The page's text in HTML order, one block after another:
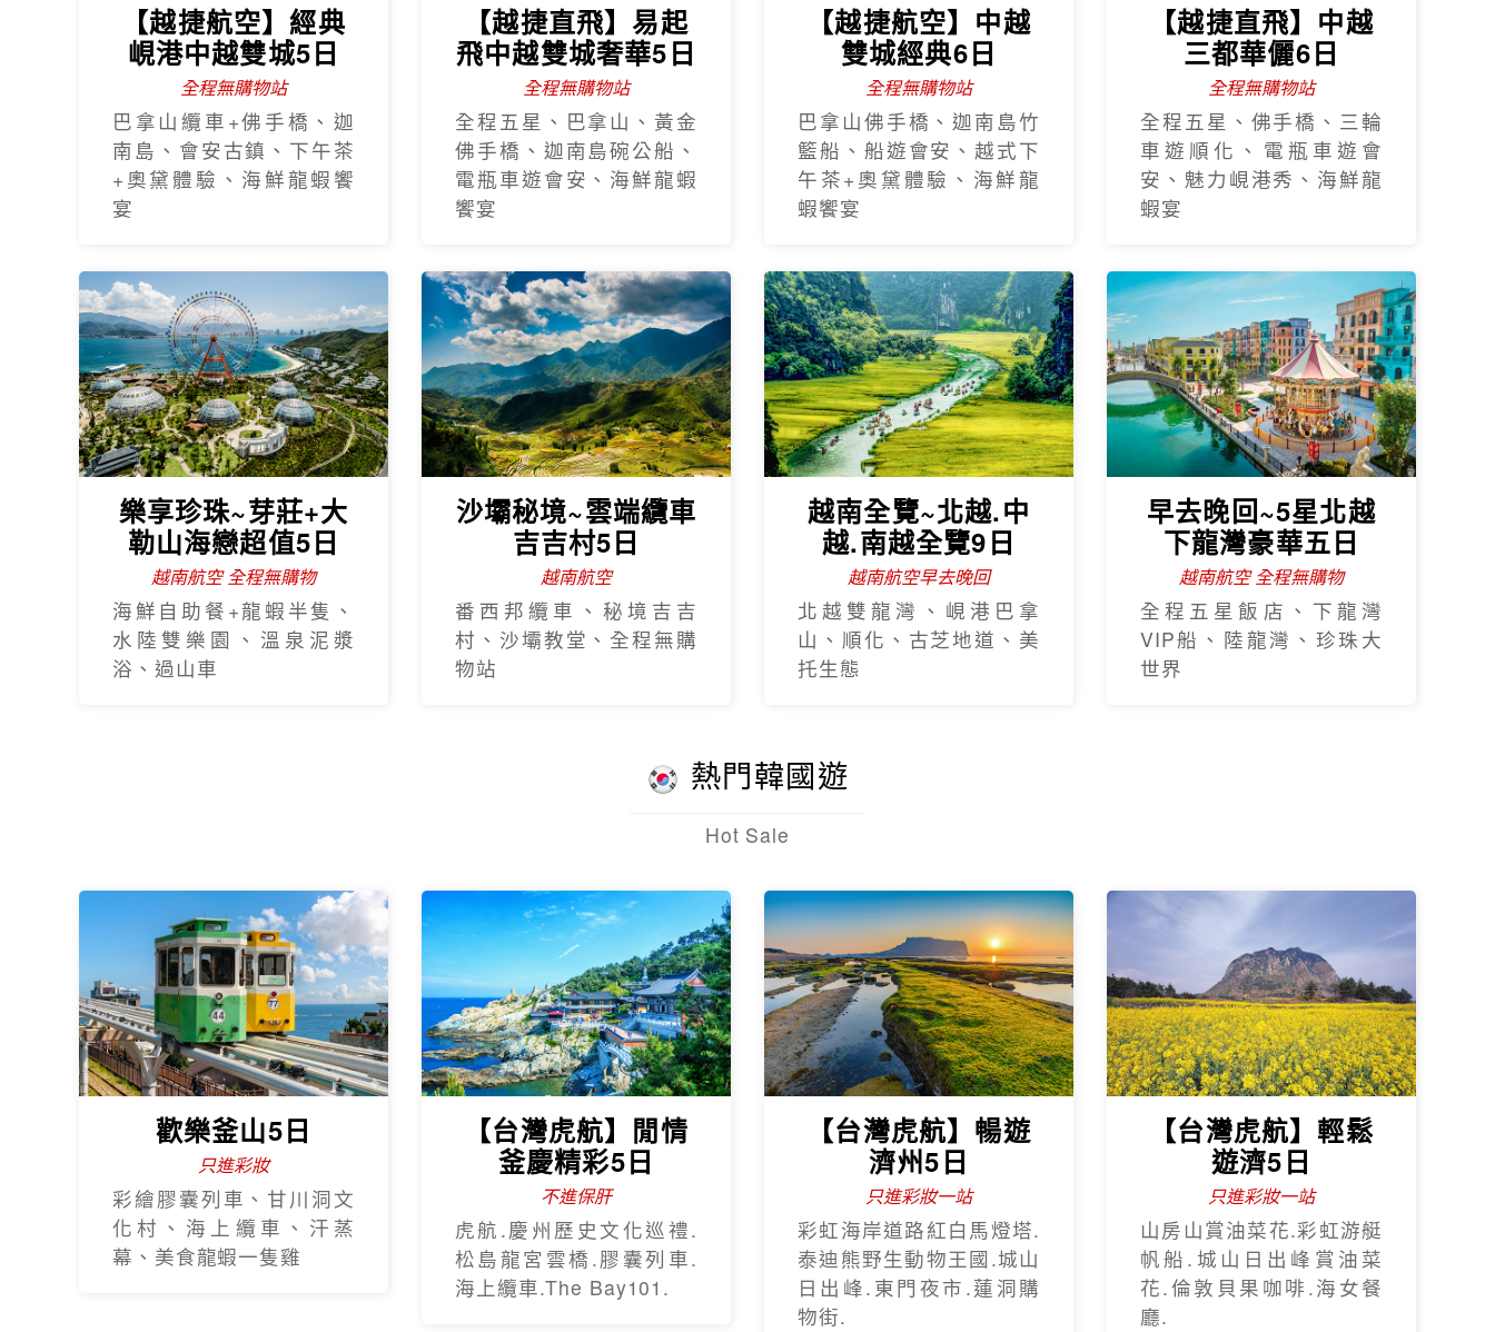
【越捷航空】經典
峴港中越雙城5日
全程無購物站
巴拿山纜車+佛手橋、迦
南島、會安古鎮、下午茶
+奧黛體驗、海鮮龍蝦饗
宴
【越捷直飛】易起
飛中越雙城奢華5日
全程無購物站
全程五星、巴拿山、黃金
佛手橋、迦南島碗公船、
電瓶車遊會安、海鮮龍蝦
饗宴
【越捷航空】中越
雙城經典6日
全程無購物站
巴拿山佛手橋、迦南島竹
籃船、船遊會安、越式下
午茶+奧黛體驗、海鮮龍
蝦饗宴
【越捷直飛】中越
三都華儷6日
全程無購物站
全程五星、佛手橋、三輪
車遊順化、電瓶車遊會
安、魅力峴港秀、海鮮龍
蝦宴
樂享珍珠~芽莊+大
勒山海戀超值5日
越南航空 全程無購物
海鮮自助餐+龍蝦半隻、
水陸雙樂園、溫泉泥漿
浴、過山車
沙壩秘境~雲端纜車
吉吉村5日
越南航空
番西邦纜車、秘境吉吉
村、沙壩教堂、全程無購
物站
越南全覽~北越.中
越.南越全覽9日
越南航空早去晚回
北越雙龍灣、峴港巴拿
山、順化、古芝地道、美
托生態
早去晚回~5星北越
下龍灣豪華五日
越南航空 全程無購物
全程五星飯店、下龍灣
VIP船、陸龍灣、珍珠大
世界
熱門韓國遊
Hot Sale
歡樂釜山5日
只進彩妝
彩繪膠囊列車、甘川洞文
化村、海上纜車、汗蒸
幕、美食龍蝦一隻雞
【台灣虎航】閒情
釜慶精彩5日
不進保肝
虎航.慶州歷史文化巡禮.
松島龍宮雲橋.膠囊列車.
海上纜車.The Bay101.
【台灣虎航】暢遊
濟州5日
只進彩妝一站
彩虹海岸道路紅白馬燈塔.
泰迪熊野生動物王國.城山
日出峰.東門夜市.蓮洞購
物街.
【台灣虎航】輕鬆
遊濟5日
只進彩妝一站
山房山賞油菜花.彩虹游艇
帆船.城山日出峰賞油菜
花.倫敦貝果咖啡.海女餐
廳.